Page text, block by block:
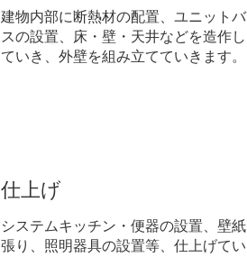
建物内部に断熱材の配置、ユニットバ
スの設置、床・壁・天井などを造作し
ていき、外壁を組み立てていきます。
仕上げ
システムキッチン・便器の設置、壁紙
張り、照明器具の設置等、仕上げてい